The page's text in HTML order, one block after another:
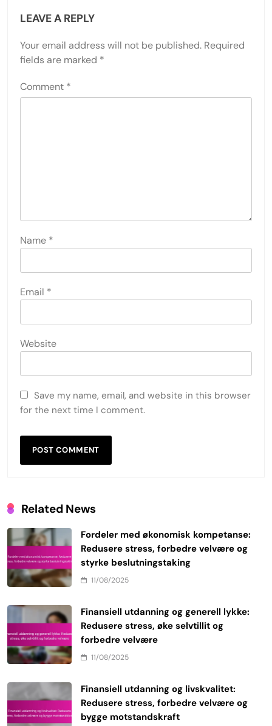
LEAVE A REPLY
Your email address will not be published. Required
fields are marked *
Comment *
Name *
Email *
Website
Save my name, email, and website in this browser
for the next time I comment.
Related News
Fordeler med økonomisk kompetanse:
Redusere stress, forbedre velvære og
styrke beslutningstaking
11/08/2025
Finansiell utdanning og generell lykke:
Redusere stress, øke selvtillit og
forbedre velvære
11/08/2025
Finansiell utdanning og livskvalitet:
Redusere stress, forbedre velvære og
bygge motstandskraft